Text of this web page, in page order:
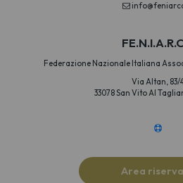
Federazione Nazionale Italiana
Via Altan, 83/
33078 San Vito Al
Area